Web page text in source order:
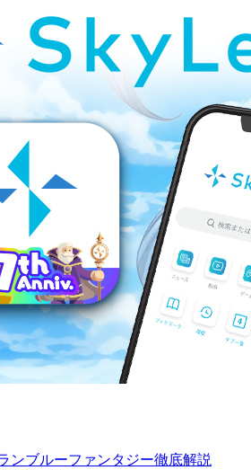
ンブルーファンタジー徹底解説